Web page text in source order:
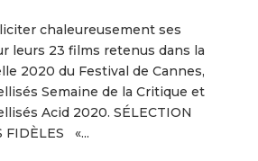
chaleureusement ses
leurs 23 films retenus dans la
2020 du Festival de Cannes,
Semaine de la Critique et
Acid 2020. SÉLECTION
FIDÈLES «...